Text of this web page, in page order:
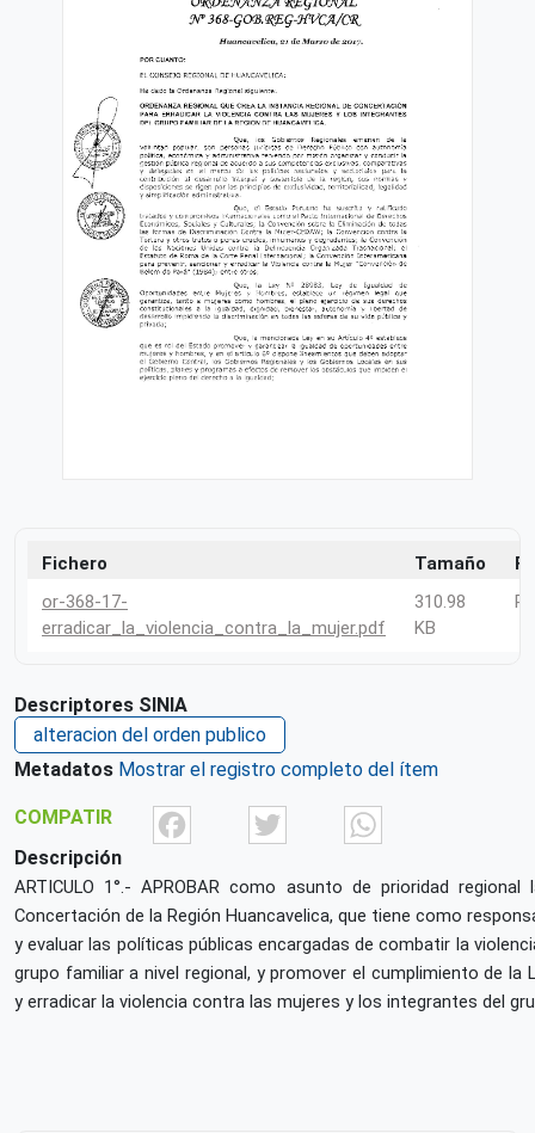
Fichero Tamaño
or-368-17-
erradicar_la_violencia_contra_la_mujer.pdf
310.98
KB
Descriptores SINIA
alteracion del orden publico
Metadatos Mostrar el registro completo del ítem
COMPATIR FacebookTwitter
Descripción
ARTICULO 1°.- APROBAR como asunto de prioridad
Concertación de la Región Huancavelica, que tiene como
y evaluar las políticas públicas encargadas de combatir la
grupo familiar a nivel regional, y promover el cumplimiento de la
y erradicar la violencia contra las mujeres y los integrantes del